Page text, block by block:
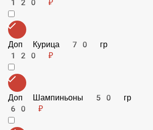
Доп Маслины 50 гр
Доп Ветчина 70 гр
90 ₽